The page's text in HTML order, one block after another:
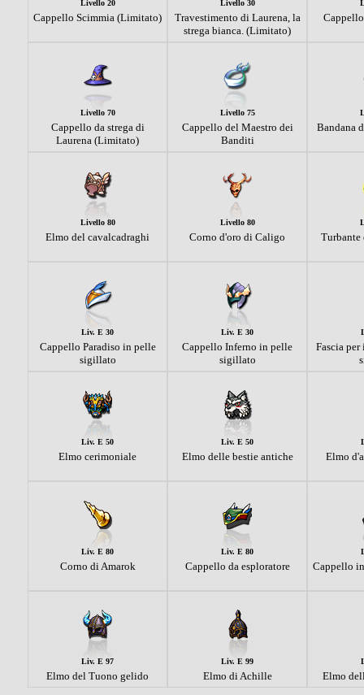
Livello 20
Cappello Scimmia (Limitato)
Livello 30
Travestimento di Laurena, la
strega bianca. (Limitato)
Livello 70
Cappello da strega di
Laurena (Limitato)
Livello 75
Cappello del Maestro dei
Banditi
Bandana
Livello 80
Elmo del cavalcadraghi
Livello 80
Corno d'oro di Caligo Turbante
Liv. E 30
Cappello Paradiso in pelle
sigillato
Liv. E 30
Cappello Inferno in pelle
sigillato
Fascia
Liv. E 50
Elmo cerimoniale
Liv. E 50
Elmo delle bestie antiche Elmo
Liv. E 80
Corno di Amarok
Liv. E 80
Cappello da esploratore Cappello
Liv. E 97
Elmo del Tuono gelido
Liv. E 99
Elmo di Achille Elmo